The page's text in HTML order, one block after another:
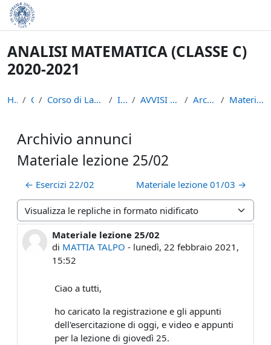
Vai al contenuto principale
ANALISI MATEMATICA (CLASSE C)
2020-2021
Home Corsi Corso di Laurea in Informatica (L-31) INFAN21 AVVISI ed INTRODUZIONE Archivio annunci Materiale lezione 25/02
Archivio annunci
Materiale lezione 25/02
← Esercizi 22/02 Materiale lezione 01/03 →
Modalità visualizzazione
Materiale lezione 25/02
di MATTIA TALPO - lunedì, 22 febbraio 2021,
15:52
Numero di risposte: 0
Ciao a tutti,
ho caricato la registrazione e gli appunti
dell'esercitazione di oggi, e video e appunti
per la lezione di giovedì 25.